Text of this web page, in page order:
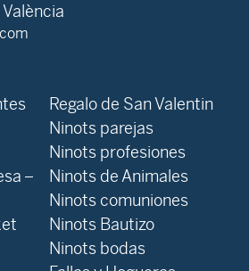
–
Regalo de San Valentin
Ninots parejas
Ninots profesiones
Ninots de Animales
Ninots comuniones
Ninots Bautizo
Ninots bodas